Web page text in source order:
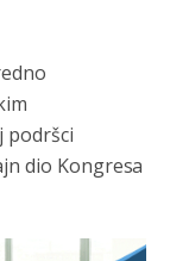
podršci
dio Kongresa